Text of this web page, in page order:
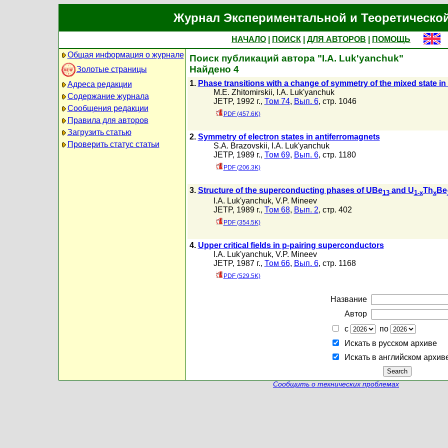
Журнал Экспериментальной и
НАЧАЛО ПОИСК ДЛЯ АВТОРОВ
ПОМОЩЬ
Общая информация о журнале
Золотые страницы
Адреса редакции
Содержание журнала
Сообщения редакции
Правила для авторов
Загрузить статью
Проверить статус статьи
Поиск публикаций автора "I.A. Luk'yanchuk"
Найдено 4
1. Phase transitions with a change of symmetry of the mixed state
M.E. Zhitomirskii, I.A. Luk'yanchuk
JETP, 1992 г., Том 74, Вып. 6, стр. 1046
PDF (457.6K)
2. Symmetry of electron states in antiferromagnets
S.A. Brazovskii, I.A. Luk'yanchuk
JETP, 1989 г., Том 69, Вып. 6, стр. 1180
PDF (206.3K)
3. Structure of the superconducting phases of UBe13and U1-xThxBe
I.A. Luk'yanchuk, V.P. Mineev
JETP, 1989 г., Том 68, Вып. 2, стр. 402
PDF (354.5K)
4. Upper critical fields in p-pairing superconductors
I.A. Luk'yanchuk, V.P. Mineev
JETP, 1987 г., Том 66, Вып. 6, стр. 1168
PDF (529.5K)
Название
Автор
с
по
Искать в русском архиве
Искать в английском
Сообщить о технических проблемах